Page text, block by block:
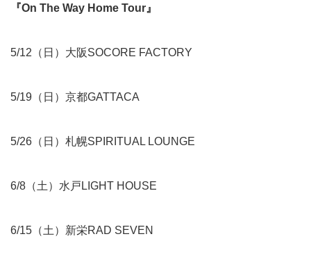
『On The Way Home Tour 』
5/12（日）大阪SOCORE FACTORY
5/19（日）京都GATTACA
5/26（日）札幌SPIRITUAL LOUNGE
6/8（土）水戸LIGHT HOUSE
6/15（土）新栄RAD SEVEN